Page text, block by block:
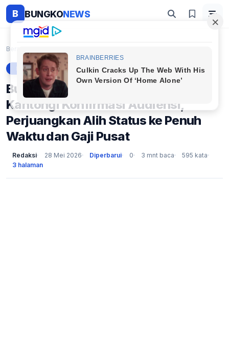
B BUNGKONEWS
Beranda
BERITA
Bukan Isapan Jempol! Aliansi PPPK
Kantongi Konfirmasi Audiensi,
Perjuangkan Alih Status ke Penuh
Waktu dan Gaji Pusat
Redaksi 28 Mei 2026 Diperbarui 0 3 mnt baca
595 kata
3 halaman